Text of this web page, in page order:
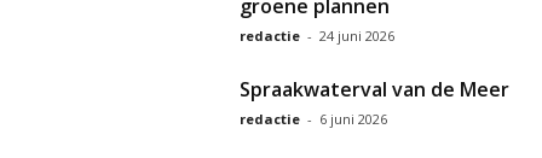
groene plannen
redactie - 24 juni 2026
Spraakwaterval van de Meer
redactie - 6 juni 2026